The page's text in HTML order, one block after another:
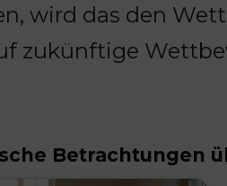
wird das den
zukünftige
Betrachtungen